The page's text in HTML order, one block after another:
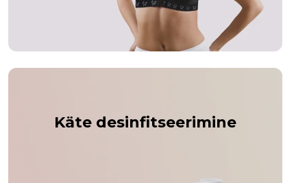
Käte desinfitseerimine